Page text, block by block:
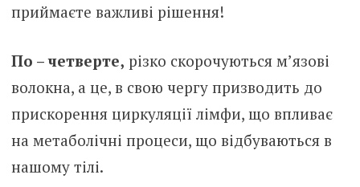
приймаєте важливі рішення!
По – четверте, різко скорочуються м’язові
волокна, а це, в свою чергу призводить до
прискорення циркуляції лімфи, що впливає
на метаболічні процеси, що відбуваються в
нашому тілі.